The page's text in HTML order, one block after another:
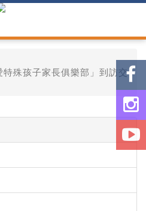
殊孩子家長俱樂部」到訪交